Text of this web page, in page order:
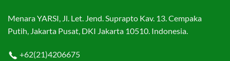
Menara YARSI, Jl. Let. Jend. Suprapto Kav. 13. Cempaka
Putih, Jakarta Pusat, DKI Jakarta 10510. Indonesia.
+62(21)4206675